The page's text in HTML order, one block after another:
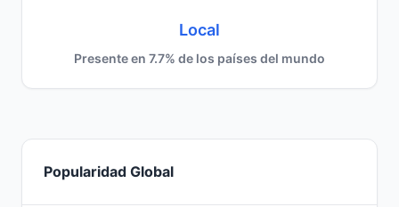
Local
Presente en 7.7% de los países del mundo
Popularidad Global